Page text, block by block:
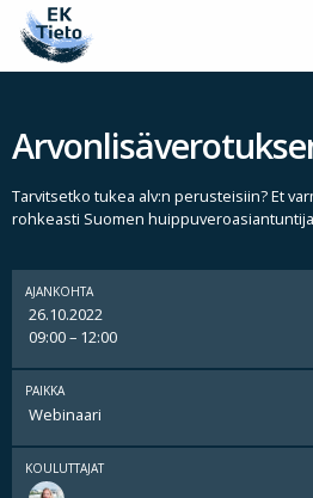
Tarvitsetko tukea alv:n perusteisiin? Et
rohkeasti Suomen
AJANKOHTA
26.10.2022
09:00 – 12:00
PAIKKA
Webinaari
KOULUTTAJAT